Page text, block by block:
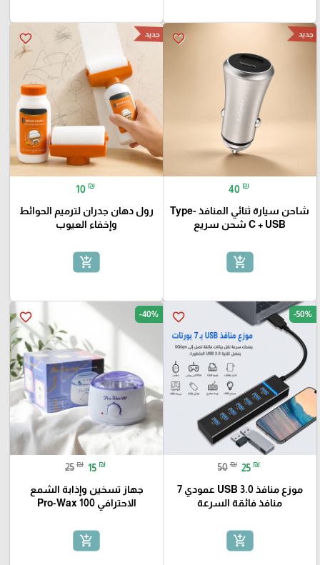
favorite_border جديد
40 ₪
شاحن سيارة ثنائي المنافذ Type-
C + USB شحن سريع
add_shopping_cart
favorite_border جديد
10 ₪
رول دهان جدران لترميم الحوائط
وإخفاء العيوب
add_shopping_cart
favorite_border -50%
50 ₪ 25 ₪
موزع منافذ USB 3.0 عمودي 7
منافذ فائقة السرعة
add_shopping_cart
favorite_border -40%
25 ₪ 15 ₪
جهاز تسخين وإذابة الشمع
الاحترافي Pro-Wax 100
add_shopping_cart